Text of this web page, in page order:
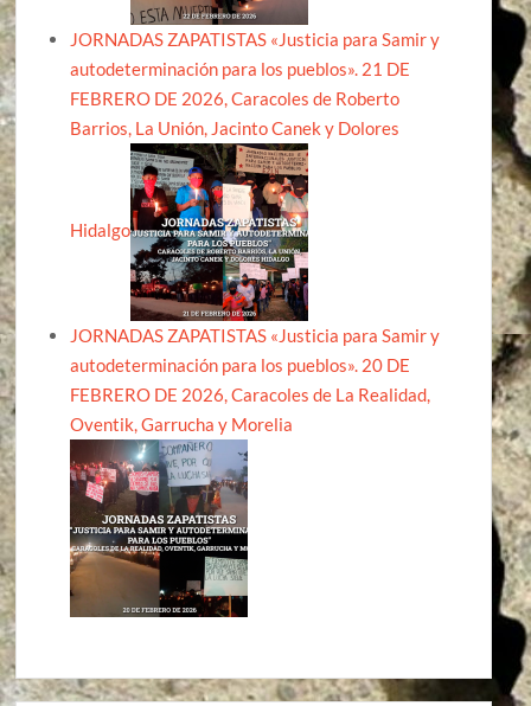
JORNADAS ZAPATISTAS «Justicia para Samir y
autodeterminación para los pueblos». 21 DE
FEBRERO DE 2026, Caracoles de Roberto
Barrios, La Unión, Jacinto Canek y Dolores
Hidalgo
JORNADAS ZAPATISTAS «Justicia para Samir y
autodeterminación para los pueblos». 20 DE
FEBRERO DE 2026, Caracoles de La Realidad,
Oventik, Garrucha y Morelia